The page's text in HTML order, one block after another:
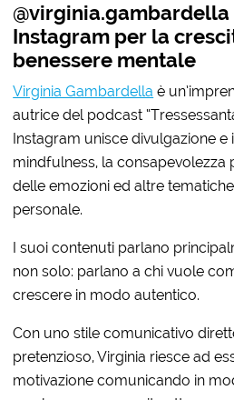
@virginia.gambardella
Instagram per la
benessere mentale
Virginia Gambardella è
autrice del podcast
Instagram unisce divulgazione e
mindfulness, la consapevolezza
delle emozioni ed altre
personale.
I suoi contenuti parlano
non solo: parlano a chi vuole
crescere in modo autentico.
Con uno stile comunicativo
pretenzioso, Virginia riesce ad
motivazione comunicando in